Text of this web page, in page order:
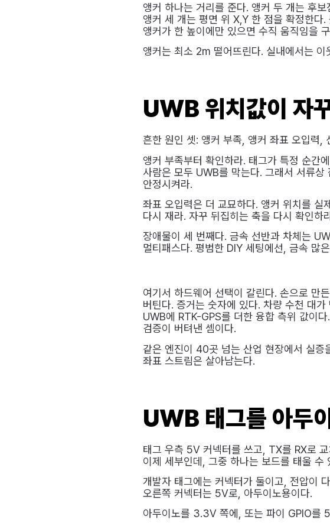
앵커 하나는 거리를 준다. 앵커 두 개는 후
앵커 세 개는 평면 위 X,Y 한 점을 확정한다
앵커가 한 높이에만 있으면 수직 움직임을
앵커는 최소 2m 떨어뜨린다. 실내에서는
UWB 위치값이 자
흔한 원인 셋: 앵커 부족, 앵커 좌표 오입력,
앵커 부족부터 확인하라. 태그가 특정 순간
사람은 모두 UWB를 막는다. 그래서 서류
안정시켜라.
좌표 오입력은 더 교묘하다. 앵커 위치를
다시 재라. 자꾸 뒤집히는 축을 다시 확인하
장애물이 세 번째다. 금속 선반과 차체는
멀티패스다. 평범한 DIY 세팅에선, 금속 많
여기서 하드웨어 선택이 갈린다. 손으로 만
버틴다. 증거는 숫자에 있다. 차량 수천 대
UWB에 RTK-GPS를 더한 융합 측위 값이
검증이 버텨낸 셈이다.
같은 엔진이 40곳 넘는 산업 현장에서 실증
좌표 스트림은 살아남는다.
UWB 태그를 아두
태그 우측 5V 커넥터를 쓰고, TX를 RX로
이제 세부인데, 그중 하나는 보드를 태울 수
개발자 태그에는 커넥터가 둘이고, 전압이
오른쪽 커넥터는 5V로, 아두이노용이다.
아두이노를 3.3V 쪽에, 또는 파이 GPIO를